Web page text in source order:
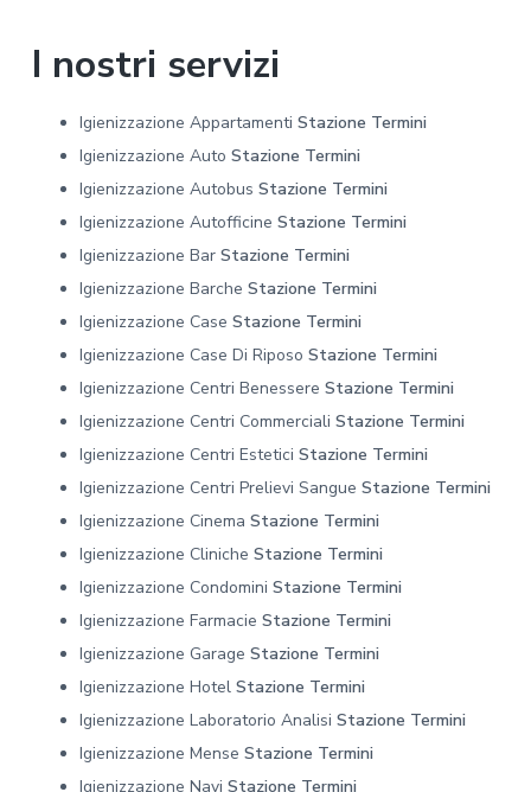
I nostri servizi
Igienizzazione Appartamenti Stazione Termini
Igienizzazione Auto Stazione Termini
Igienizzazione Autobus Stazione Termini
Igienizzazione Autofficine Stazione Termini
Igienizzazione Bar Stazione Termini
Igienizzazione Barche Stazione Termini
Igienizzazione Case Stazione Termini
Igienizzazione Case Di Riposo Stazione Termini
Igienizzazione Centri Benessere Stazione Termini
Igienizzazione Centri Commerciali Stazione Termini
Igienizzazione Centri Estetici Stazione Termini
Igienizzazione Centri Prelievi Sangue Stazione Termini
Igienizzazione Cinema Stazione Termini
Igienizzazione Cliniche Stazione Termini
Igienizzazione Condomini Stazione Termini
Igienizzazione Farmacie Stazione Termini
Igienizzazione Garage Stazione Termini
Igienizzazione Hotel Stazione Termini
Igienizzazione Laboratorio Analisi Stazione Termini
Igienizzazione Mense Stazione Termini
Igienizzazione Navi Stazione Termini